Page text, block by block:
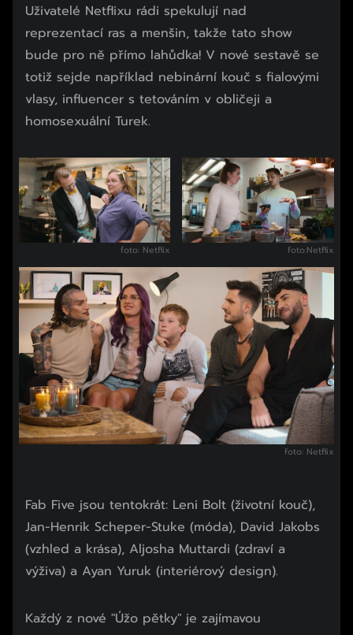
Uživatelé Netflixu rádi spekulují nad
reprezentací ras a menšin, takže tato show
bude pro ně přímo lahůdka! V nové sestavě se
totiž sejde například nebinární kouč s fialovými
vlasy, influencer s tetováním v obličeji a
homosexuální Turek.
foto: Netflix foto:Netflix
foto: Netflix
Fab Five jsou tentokrát: Leni Bolt (životní kouč),
Jan-Henrik Scheper-Stuke (móda), David Jakobs
(vzhled a krása), Aljosha Muttardi (zdraví a
výživa) a Ayan Yuruk (interiérový design).
Každý z nové "Úžo pětky" je zajímavou